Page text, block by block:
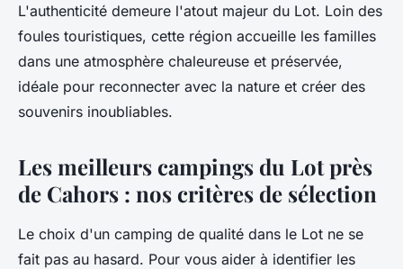
L'authenticité demeure l'atout majeur du Lot. Loin des
foules touristiques, cette région accueille les familles
dans une atmosphère chaleureuse et préservée,
idéale pour reconnecter avec la nature et créer des
souvenirs inoubliables.
Les meilleurs campings du Lot près
de Cahors : nos critères de sélection
Le choix d'un camping de qualité dans le Lot ne se
fait pas au hasard. Pour vous aider à identifier les